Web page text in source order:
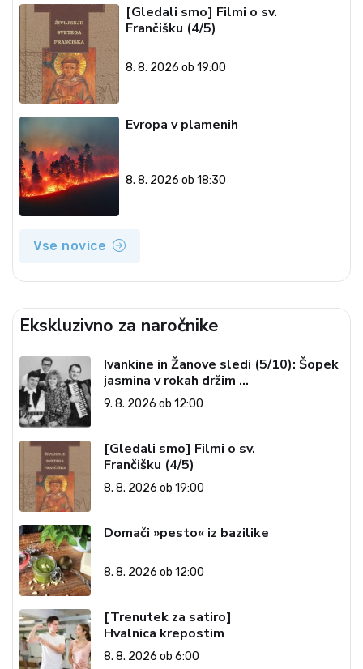
[Gledali smo] Filmi o sv.
Frančišku (4/5)
8. 8. 2026 ob 19:00
Evropa v plamenih
8. 8. 2026 ob 18:30
Vse novice
Ekskluzivno za naročnike
Ivankine in Žanove sledi (5/10): Šopek
jasmina v rokah držim …
9. 8. 2026 ob 12:00
[Gledali smo] Filmi o sv.
Frančišku (4/5)
8. 8. 2026 ob 19:00
Domači »pesto« iz bazilike
8. 8. 2026 ob 12:00
[Trenutek za satiro]
Hvalnica krepostim
8. 8. 2026 ob 6:00